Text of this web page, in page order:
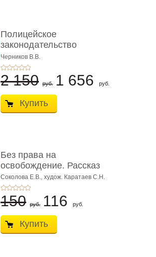
Полицейское
законодательство
России: вчера, с� ...
Черников В.В.
2 150 руб. 1 656 руб.
Купить
Без права на
освобождение. Рассказ
Соколова Е.В., худож. Каратаев С.Н.
150 руб. 116 руб.
Купить